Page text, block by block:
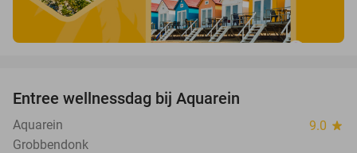
Entree wellnessdag bij Aquarein
Aquarein 9.0 star
Grobbendonk